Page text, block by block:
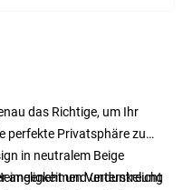
das Richtige, um Ihr
perfekte Privatsphäre zu
in neutralem Beige
und unterstreicht
angenehmen Verdunkelung